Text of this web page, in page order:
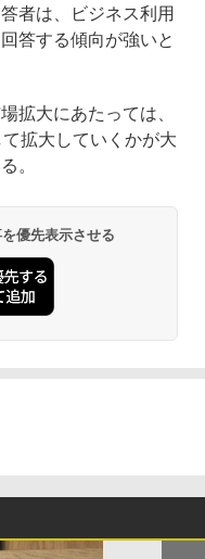
者は、ビジネス利用
答する傾向が強いと
拡大にあたっては、
拡大していくかが大
。
優先表示させる